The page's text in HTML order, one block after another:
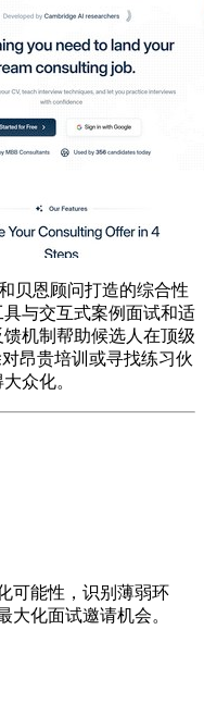
贝恩顾问打造的综合性
与交互式案例面试和适
机制帮助候选人在顶级
昂贵培训或寻找练习伙
众化。
可能性，识别薄弱环
大化面试邀请机会。